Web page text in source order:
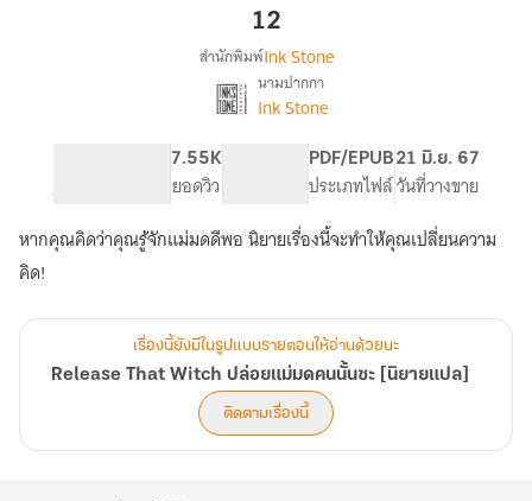
เล่ม
12
เรื่องRelease
That
Witch
นั้น
สำนักพิมพ์Ink Stone
นามปากกา
Ink Stone
จำนวนหน้า (A5)
7.55K
ยอดวิวระดับเนื้อหา
PDF/EPUB
ประเภทไฟล์
21 มิ.ย. 67
วันที่วางขาย
หากคุณคิดว่าคุณรู้จักแม่มดดีพอ นิยายเรื่องนี้จะทำให้คุณเปลี่ยนความ
คิด!
เรื่องนี้ยังมีในรูปแบบรายตอนให้อ่านด้วยนะ
Release That Witch ปล่อยแม่มดคนนั้นซะ [นิยายแปล]
ติดตามเรื่องนี้